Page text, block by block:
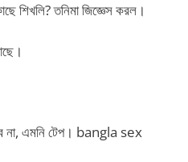
শিখলি? তনিমা জিজ্ঞেস করল।
না, এমনি টেপ। bangla sex